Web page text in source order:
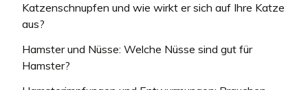
Katzenschnupfen und wie wirkt er sich auf Ihre Katze
aus?
Hamster und Nüsse: Welche Nüsse sind gut für
Hamster?